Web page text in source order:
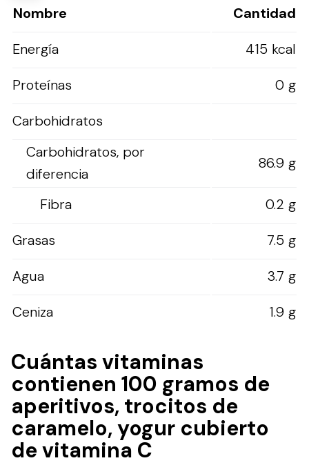
Nombre
Cantidad
Energía
415 kcal
Proteínas
0 g
Carbohidratos
Carbohidratos, por
diferencia
86.9 g
Fibra
0.2 g
Grasas
7.5 g
Agua
3.7 g
Ceniza
1.9 g
Cuántas vitaminas
contienen 100 gramos de
aperitivos, trocitos de
caramelo, yogur cubierto
de vitamina C